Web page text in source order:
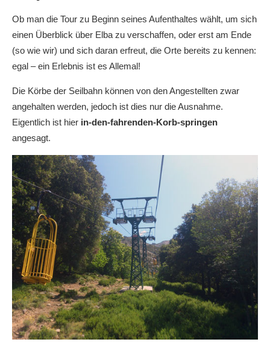
Ob man die Tour zu Beginn seines Aufenthaltes wählt, um sich
einen Überblick über Elba zu verschaffen, oder erst am Ende
(so wie wir) und sich daran erfreut, die Orte bereits zu kennen:
egal – ein Erlebnis ist es Allemal!
Die Körbe der Seilbahn können von den Angestellten zwar
angehalten werden, jedoch ist dies nur die Ausnahme.
Eigentlich ist hier in-den-fahrenden-Korb-springen
angesagt.